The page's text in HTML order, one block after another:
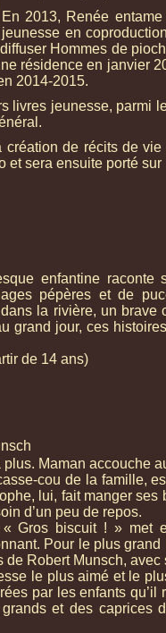
En 2013, Renée
jeunesse en
Hommes de
résidence en janvier
2014-2015.
livres jeunesse, parmi
de récits de
et sera ensuite porté sur
enfantine raconte
pépères et de
la rivière, un
grand jour, ces
de 14 ans)
Maman accouche
cou de la famille,
lui, fait manger
d’un peu de repos.
Gros biscuit ! » met
Pour le plus
de Robert Munsch,
le plus aimé et le
par les enfants
et des